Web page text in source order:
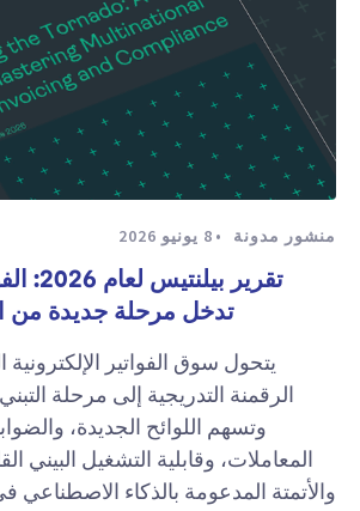
منشور مدونة 8 يونيو 2026
تقرير
تدخل مرحلة جديدة من
يتحول سوق الفواتير
الرقمنة التدريجية إلى مرحلة
وتسهم اللوائح الجديدة،
والأتمتة المدعومة بالذكاء